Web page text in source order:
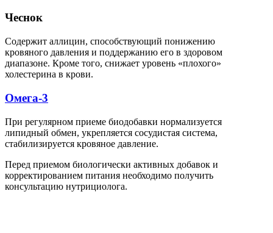
Чеснок
Содержит аллицин, способствующий понижению
кровяного давления и поддержанию его в здоровом
диапазоне. Кроме того, снижает уровень «плохого»
холестерина в крови.
Омега-3
При регулярном приеме биодобавки нормализуется
липидный обмен, укрепляется сосудистая система,
стабилизируется кровяное давление.
Перед приемом биологически активных добавок и
корректированием питания необходимо получить
консультацию нутрициолога.